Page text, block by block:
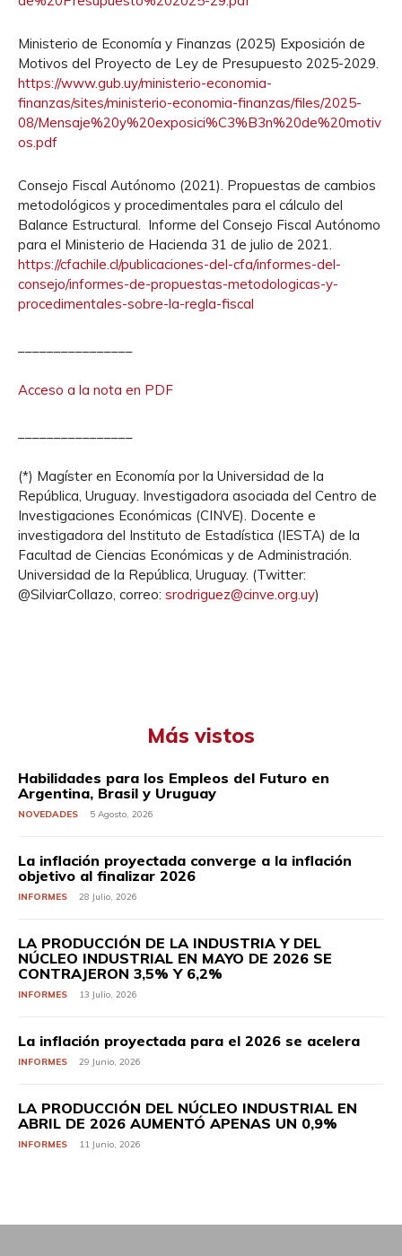
Ministerio de Economía y Finanzas (2025) Exposición de
Motivos del Proyecto de Ley de Presupuesto 2025-2029.
https://www.gub.uy/ministerio-economia-
finanzas/sites/ministerio-economia-finanzas/files/2025-
08/Mensaje%20y%20exposici%C3%B3n%20de%20motiv
os.pdf
Consejo Fiscal Autónomo (2021). Propuestas de cambios
metodológicos y procedimentales para el cálculo del
Balance Estructural. Informe del Consejo Fiscal Autónomo
para el Ministerio de Hacienda 31 de julio de 2021.
https://cfachile.cl/publicaciones-del-cfa/informes-del-
consejo/informes-de-propuestas-metodologicas-y-
procedimentales-sobre-la-regla-fiscal
Acceso a la nota en PDF
(*) Magíster en Economía por la Universidad de la
República, Uruguay. Investigadora asociada del Centro de
Investigaciones Económicas (CINVE). Docente e
investigadora del Instituto de Estadística (IESTA) de la
Facultad de Ciencias Económicas y de Administración.
Universidad de la República, Uruguay. (Twitter:
@SilviarCollazo, correo: srodriguez@cinve.org.uy)
Más vistos
Habilidades para los Empleos del Futuro en
Argentina, Brasil y Uruguay
NOVEDADES 5 Agosto, 2026
La inflación proyectada converge a la inflación
objetivo al finalizar 2026
INFORMES 28 Julio, 2026
LA PRODUCCIÓN DE LA INDUSTRIA Y DEL
NÚCLEO INDUSTRIAL EN MAYO DE 2026 SE
CONTRAJERON 3,5% Y 6,2%
INFORMES 13 Julio, 2026
La inflación proyectada para el 2026 se acelera
INFORMES 29 Junio, 2026
LA PRODUCCIÓN DEL NÚCLEO INDUSTRIAL EN
ABRIL DE 2026 AUMENTÓ APENAS UN 0,9%
INFORMES 11 Junio, 2026